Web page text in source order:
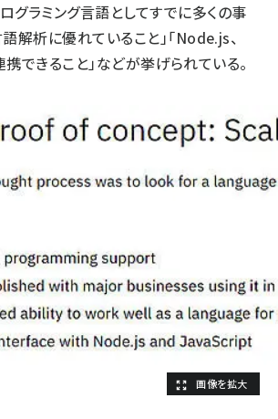
グラミング言語としてすでに多くの事
語解析に優れていること」「Node.js、
できること」などが挙げられている。